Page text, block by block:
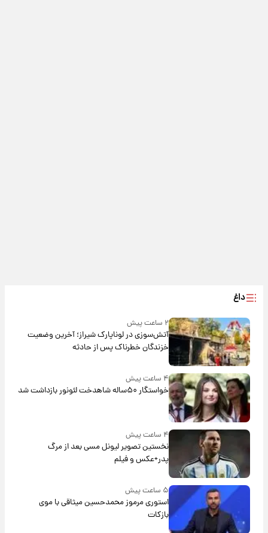
داغ
۲ ساعت پیش
آتش‌سوزی در لوناپارک شیراز؛ آخرین وضعیت
خزندگان خطرناک پس از حادثه
۴ ساعت پیش
خواستگار ۵۰ساله شاهدخت لئونور بازداشت شد
نخستین تصویر لیونل مسی بعد از مرگ
پدر+عکس و فیلم
۵ ساعت پیش
استوری مرموز محمدحسین میثاقی با موی
بازکات